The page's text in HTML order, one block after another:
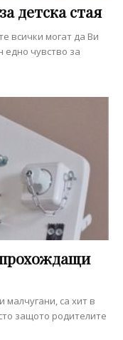
детска стая
всички могат да Ви
чувство за
са хит в
защото родителите